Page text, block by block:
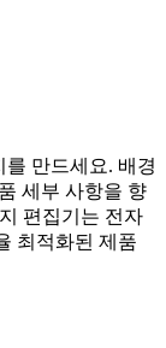
만드세요. 배경
세부 사항을 향
편집기는 전자
최적화된 제품